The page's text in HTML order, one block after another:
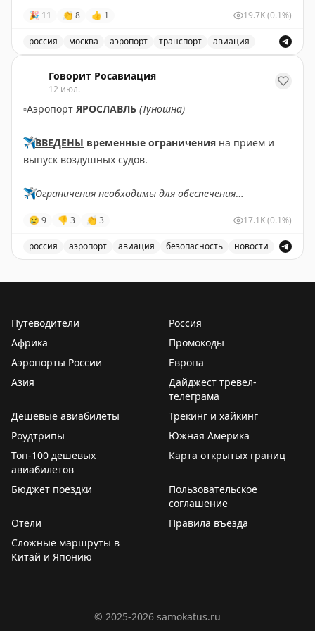
✈️ Говорит Росавиация| MAX
🎉 11 👏 8 👍 1 19.7K(0.1%)
россия москва аэропорт транспорт авиация
Говорит Росавиация
12 июл.
▫️Аэропорт ЯРОСЛАВЛЬ (Туношна)
✈️ВВЕДЕНЫ временные ограничения на прием и
выпуск воздушных судов.
✈️Ограничения необходимы для обеспечения
✈️ Говорит Росавиация|МАХ
😢 9 👎 3 👏 3 17.1K(0.1%)
россия аэропорт авиация безопасность новости
Путеводители
Россия
Африка
Промокоды
Аэропорты России
Европа
Азия
Дайджест тревел-
телеграма
Дешевые авиабилеты
Трекинг и хайкинг
Роудтрипы
Южная Америка
Топ-100 дешевых
авиабилетов
Карта открытых границ
Бюджет поездки
Пользовательское
соглашение
Отели
Правила въезда
Сложные маршруты в
Китай и Японию
© 2025-2026 samokatus.ru